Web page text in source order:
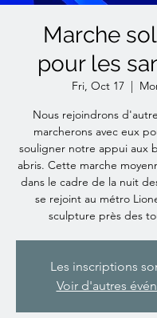
Marche
pour les
Fri, Oct 17
  |
Nous rejoindrons
marcherons avec eux
souligner notre appui aux
abris. Cette marche
dans le cadre de la nuit
se rejoint au métro
sculpture près des
Les inscriptions
Voir d'autres